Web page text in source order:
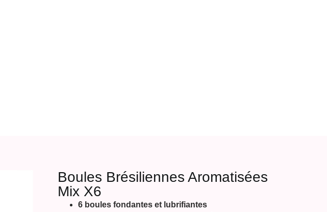
Boules Brésiliennes Aromatisées
Mix X6
6 boules fondantes et lubrifiantes